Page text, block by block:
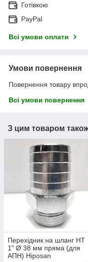
Готівкою
PayPal
Всі умови оплати
Умови повернення
Повернення товару
Всі умови повернення
З цим товаром
Перехідник на шланг НТ
1" Ø 38 мм пряма (для
АПН) Hiposan